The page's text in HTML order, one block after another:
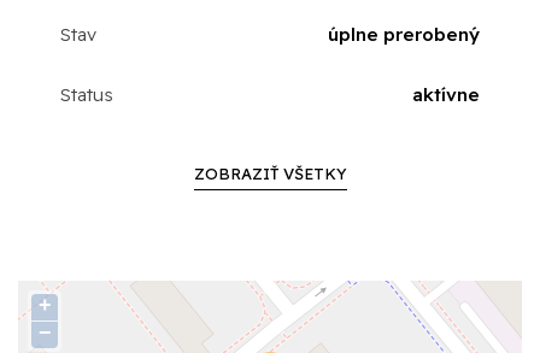
Stav úplne prerobený
Status aktívne
ZOBRAZIŤ VŠETKY
+
−